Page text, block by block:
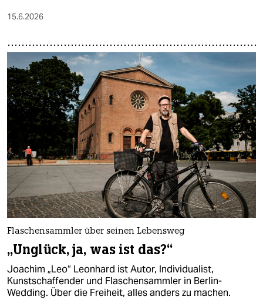
15.6.2026
Flaschensammler über seinen Lebensweg
„Unglück, ja, was ist das?“
Joachim „Leo“ Leonhard ist Autor, Individualist,
Kunstschaffender und Flaschensammler in Berlin-
Wedding. Über die Freiheit, alles anders zu machen.